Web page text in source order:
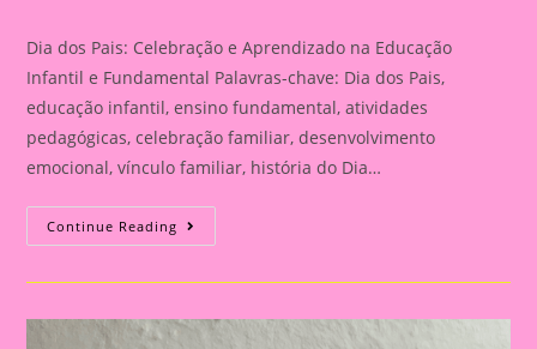
Dia dos Pais: Celebração e Aprendizado na Educação
Infantil e Fundamental Palavras-chave: Dia dos Pais,
educação infantil, ensino fundamental, atividades
pedagógicas, celebração familiar, desenvolvimento
emocional, vínculo familiar, história do Dia…
Continue Reading Atividade
Para
Dia
Dia